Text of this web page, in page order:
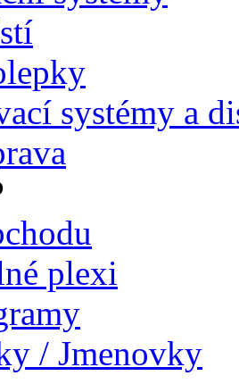
systémy a
plexi
/ Jmenovky